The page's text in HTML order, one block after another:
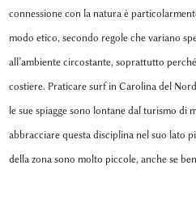
connessione con la natura è
modo etico, secondo regole che variano
all’ambiente circostante, soprattutto
costiere. Praticare surf in Carolina del
le sue spiagge sono lontane dal turismo di
abbracciare questa disciplina nel suo lato
della zona sono molto piccole, anche se